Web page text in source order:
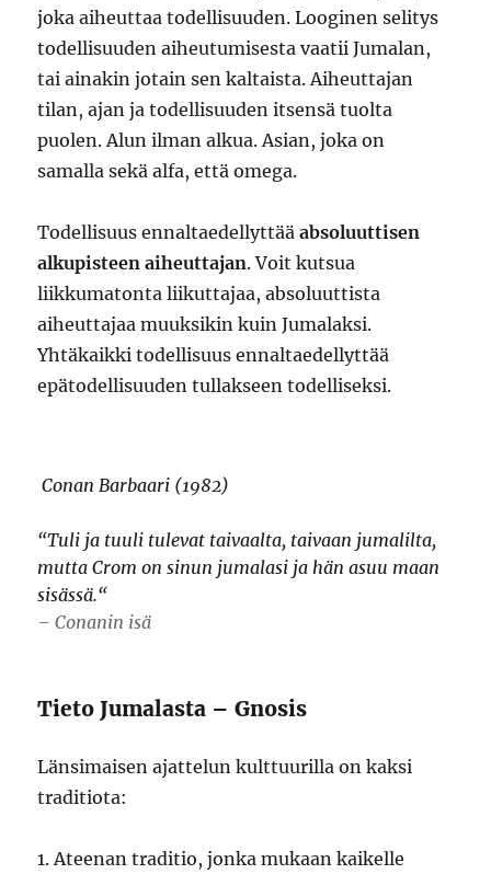
joka aiheuttaa todellisuuden. Looginen selitys
todellisuuden aiheutumisesta vaatii Jumalan,
tai ainakin jotain sen kaltaista. Aiheuttajan
tilan, ajan ja todellisuuden itsensä tuolta
puolen. Alun ilman alkua. Asian, joka on
samalla sekä alfa, että omega.
Todellisuus ennaltaedellyttääabsoluuttisen
alkupisteen aiheuttajan. Voit kutsua
liikkumatonta liikuttajaa, absoluuttista
aiheuttajaa muuksikin kuin Jumalaksi.
Yhtäkaikki todellisuus ennaltaedellyttää
epätodellisuuden tullakseen todelliseksi.
Conan Barbaari (1982)
“Tuli ja tuuli tulevat taivaalta, taivaan jumalilta,
mutta Crom on sinun jumalasi ja hän asuu maan
sisässä.“
– Conanin isä
Tieto Jumalasta – Gnosis
Länsimaisen ajattelun kulttuurilla on kaksi
traditiota:
1. Ateenan traditio, jonka mukaan kaikelle